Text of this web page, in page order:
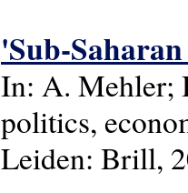
'Sub-
In: A. Mehler;
politics,
Leiden: Brill,